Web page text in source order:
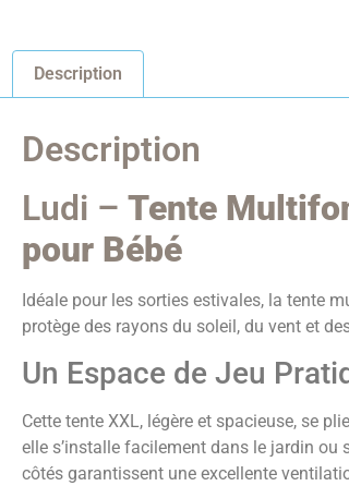
Description
Description
Ludi – Tente
pour Bébé
Idéale pour les sorties estivales, la tente
protège des rayons du soleil, du vent et
Un Espace de Jeu
Cette tente XXL, légère et spacieuse, se
elle s’installe facilement dans le jardin
côtés garantissent une excellente